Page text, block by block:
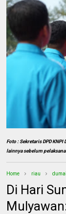
Foto : Sekretaris DPD
lainnya sebelum
Home riau dumai
Di Hari